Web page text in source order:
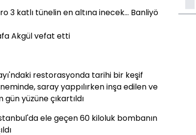
3 katlı tünelin en altına inecek... Banliyö
Akgül vefat etti
restorasyonda tarihi bir keşif
saray yappılırken inşa edilen ve
yüzüne çıkartıldı
ele geçen 60 kiloluk bombanın